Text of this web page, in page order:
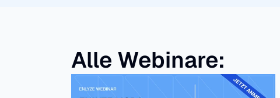
Alle Webinare: